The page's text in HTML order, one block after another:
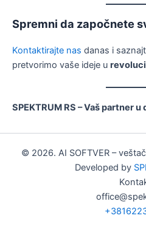
Spremni da započnete
Kontaktirajte nas danas i
pretvorimo vaše ideje u
SPEKTRUM RS – Vaš partner
© 2026. AI SOFTVER –
Developed by